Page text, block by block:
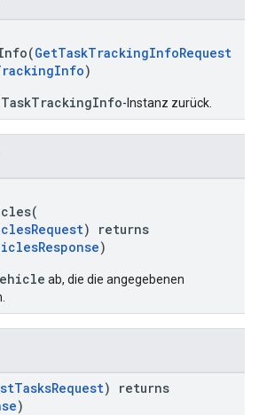
GetTaskTrackingInfoRequest
)
TaskTrackingInfo-Instanz zurück.
) returns
)
ab, die die angegebenen
) returns
)